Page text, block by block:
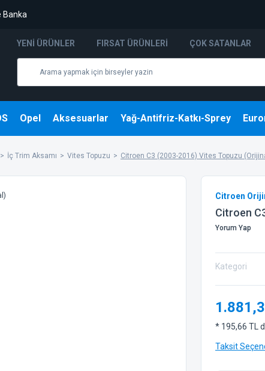
Banka
YENI ÜRÜNLER FIRSAT ÜRÜNLERI ÇOK SATANLAR
Opel Aksesuarlar Yağ-Antifriz-Katkı-Sprey
İç Trim Aksamı Vites Topuzu Citroen C3 (2003-2016) Vites Topuzu
Citroen
Citroen
Yorum Yap
Kategori
* 195,66 TL
Taksit